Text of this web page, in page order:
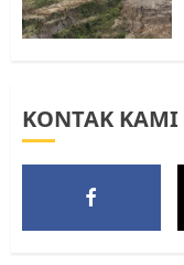
KONTAK KAMI